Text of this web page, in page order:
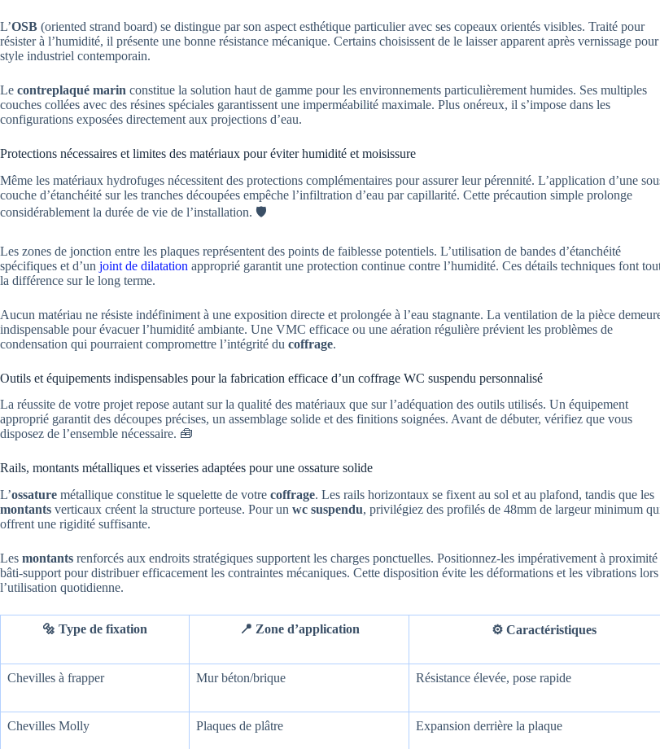
L’OSB (oriented strand board) se distingue par son aspect esthétique particulier avec ses copeaux orientés visibles. Traité pour
résister à l’humidité, il présente une bonne résistance mécanique. Certains choisissent de le laisser apparent après vernissage
style industriel contemporain.
Le contreplaqué marin constitue la solution haut de gamme pour les environnements particulièrement humides. Ses multiples
couches collées avec des résines spéciales garantissent une imperméabilité maximale. Plus onéreux, il s’impose dans les
configurations exposées directement aux projections d’eau.
Protections nécessaires et limites des matériaux pour éviter humidité et moisissure
Même les matériaux hydrofuges nécessitent des protections complémentaires pour assurer leur pérennité. L’application d’une
couche d’étanchéité sur les tranches découpées empêche l’infiltration d’eau par capillarité. Cette précaution simple prolonge
considérablement la durée de vie de l’installation. 🛡️
Les zones de jonction entre les plaques représentent des points de faiblesse potentiels. L’utilisation de bandes d’étanchéité
spécifiques et d’un joint de dilatation approprié garantit une protection continue contre l’humidité. Ces détails techniques font
la différence sur le long terme.
Aucun matériau ne résiste indéfiniment à une exposition directe et prolongée à l’eau stagnante. La ventilation de la pièce
indispensable pour évacuer l’humidité ambiante. Une VMC efficace ou une aération régulière prévient les problèmes de
condensation qui pourraient compromettre l’intégrité du coffrage.
Outils et équipements indispensables pour la fabrication efficace d’un coffrage WC suspendu personnalisé
La réussite de votre projet repose autant sur la qualité des matériaux que sur l’adéquation des outils utilisés. Un équipement
approprié garantit des découpes précises, un assemblage solide et des finitions soignées. Avant de débuter, vérifiez que vous
disposez de l’ensemble nécessaire. 🧰
Rails, montants métalliques et visseries adaptées pour une ossature solide
L’ossature métallique constitue le squelette de votre coffrage. Les rails horizontaux se fixent au sol et au plafond, tandis que les
montants verticaux créent la structure porteuse. Pour un wc suspendu, privilégiez des profilés de 48mm de largeur minimum
offrent une rigidité suffisante.
Les montants renforcés aux endroits stratégiques supportent les charges ponctuelles. Positionnez-les impérativement à proximité
bâti-support pour distribuer efficacement les contraintes mécaniques. Cette disposition évite les déformations et les vibrations
l’utilisation quotidienne.
🔩 Type de fixation 📍 Zone d’application ⚙️ Caractéristiques
Chevilles à frapper Mur béton/brique Résistance élevée, pose rapide
Chevilles Molly Plaques de plâtre Expansion derrière la plaque